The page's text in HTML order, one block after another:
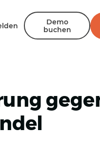
Demo
buchen